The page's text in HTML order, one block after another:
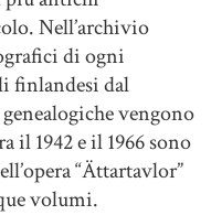
Nell’archivio
di ogni
finlandesi dal
vengono
il 1942 e il 1966 sono
“Ättartavlor”
volumi.